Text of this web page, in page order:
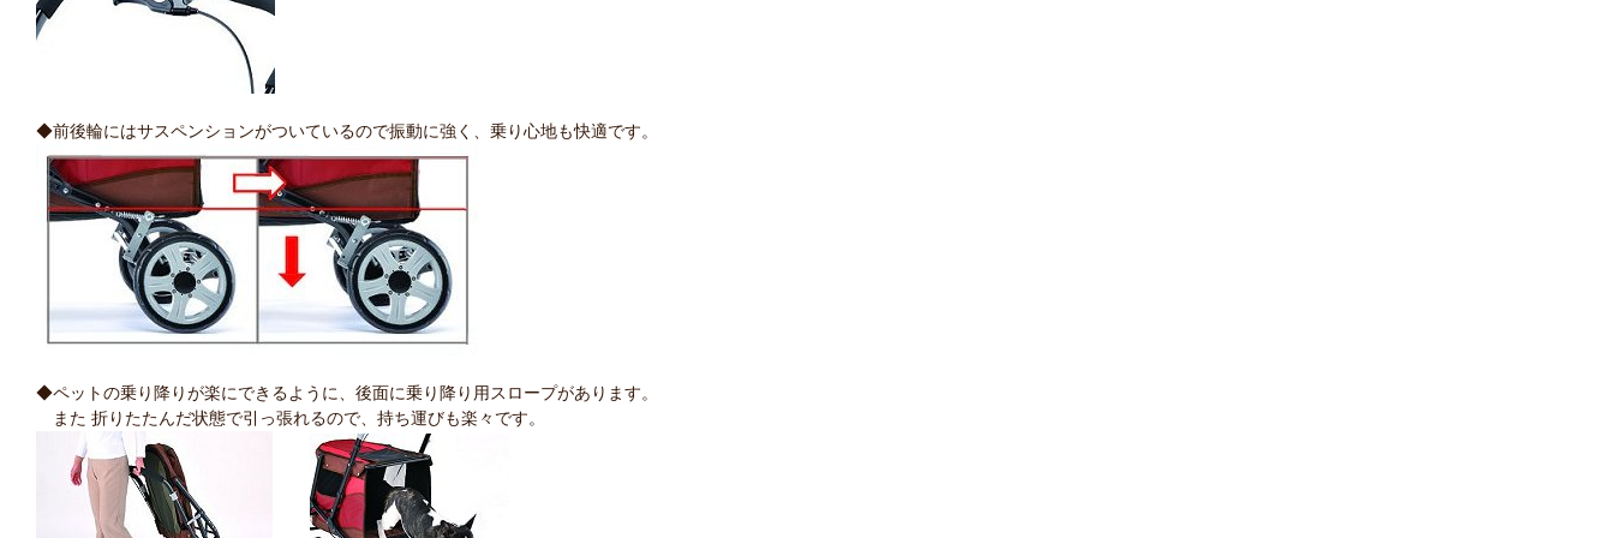
◆前後輪にはサスペンションがついているので振動に強く、乗り心地も快適です。
◆ペットの乗り降りが楽にできるように、後面に乗り降り用スロープがあります。
また 折りたたんだ状態で引っ張れるので、持ち運びも楽々です。